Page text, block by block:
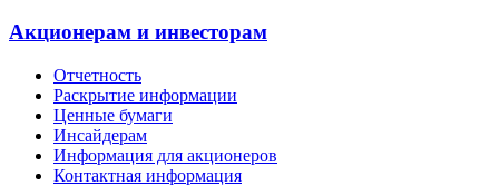
Акционерам и инвесторам
Отчетность
Раскрытие информации
Ценные бумаги
Инсайдерам
Информация для акционеров
Контактная информация